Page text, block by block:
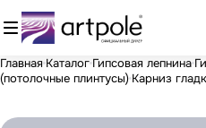
Главная Каталог Гипсовая лепнина
(потолочные плинтусы) Карниз